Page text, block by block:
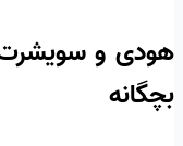
هودی و
بچگانه